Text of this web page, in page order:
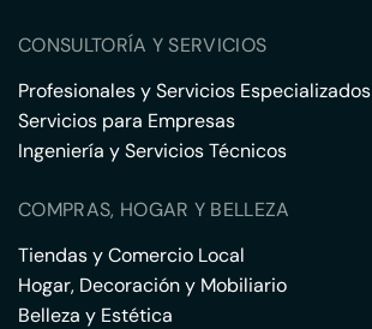
CONSULTORÍA Y SERVICIOS
Profesionales y Servicios Especializados
Servicios para Empresas
Ingeniería y Servicios Técnicos
COMPRAS, HOGAR Y BELLEZA
Tiendas y Comercio Local
Hogar, Decoración y Mobiliario
Belleza y Estética